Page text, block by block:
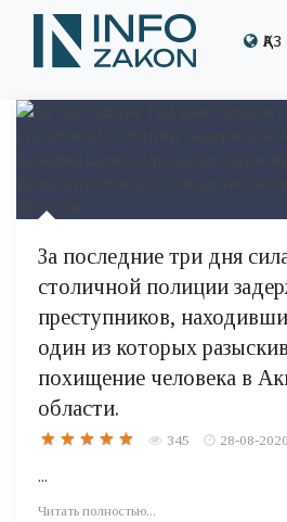
ҚАЗ
За последние три дня
столичной полиции
преступников,
один из которых
похищение человека в
области.
345 28-08-
...
Читать полностью...